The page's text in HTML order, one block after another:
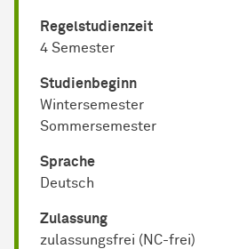
Regel­studienzeit
4 Semester
Studienbeginn
Wintersemester
Sommersemester
Sprache
Deutsch
Zulassung
zulassungsfrei (NC-frei)